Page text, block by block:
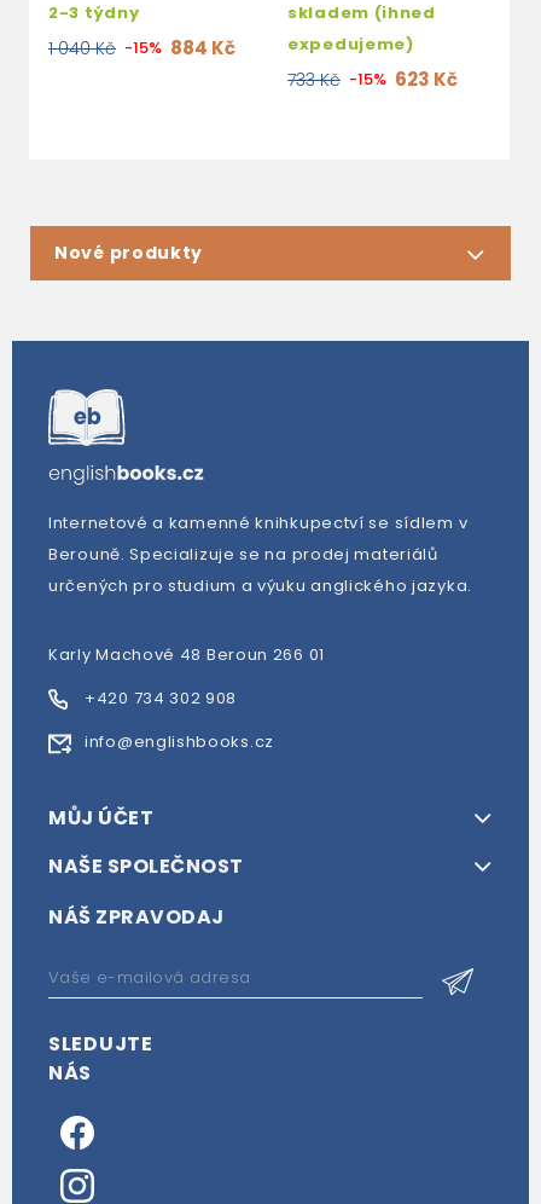
2-3 týdny
1 040 Kč -15% 884 Kč
skladem (ihned
expedujeme)
733 Kč -15% 623 Kč
Nové produkty
Internetové a kamenné knihkupectví se sídlem v
Berouně. Specializuje se na prodej materiálů
určených pro studium a výuku anglického jazyka.
Karly Machové 48 Beroun 266 01
+420 734 302 908
info@englishbooks.cz
MŮJ ÚČET
NAŠE SPOLEČNOST
NÁŠ ZPRAVODAJ
SLEDUJTE
NÁS